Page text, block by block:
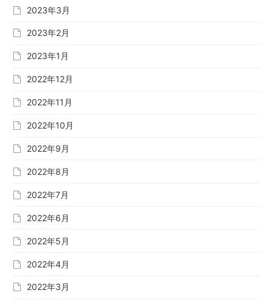
2023年3月
2023年2月
2023年1月
2022年12月
2022年11月
2022年10月
2022年9月
2022年8月
2022年7月
2022年6月
2022年5月
2022年4月
2022年3月